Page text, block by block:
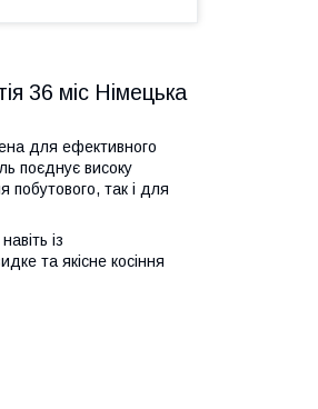
36 міс Німецька
для ефективного
поєднує високу
побутового, так і для
із
та якісне косіння